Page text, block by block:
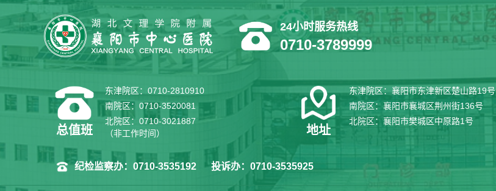
24小时服务热线
0710-3789999
总值班
东津院区：0710-2810910
南院区：0710-3520081
北院区：0710-3021887
（非工作时间）
地址
东津院区：襄阳市东津新区楚山路19号
南院区：襄阳市襄城区荆州街136号
北院区：襄阳市樊城区中原路1号
纪检监察办：0710-3535192 投诉办：0710-3535925